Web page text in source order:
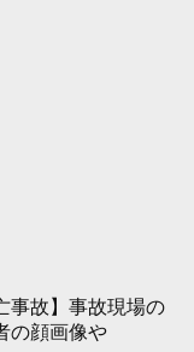
事故】事故現場の
の顔画像や